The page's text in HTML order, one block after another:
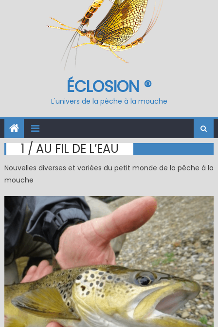
ÉCLOSION ®
L'univers de la pêche à la mouche
1 / AU FIL DE L’EAU
Nouvelles diverses et variées du petit monde de la pêche à la
mouche